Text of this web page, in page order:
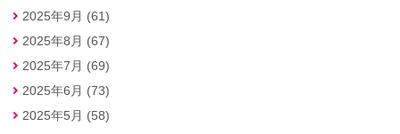
2025年9月 (61)
2025年8月 (67)
2025年7月 (69)
2025年6月 (73)
2025年5月 (58)